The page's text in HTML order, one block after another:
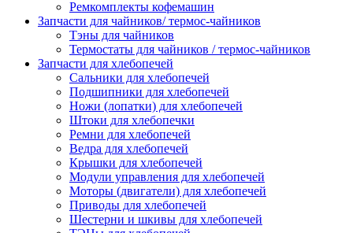
Ремкомплекты кофемашин
Запчасти для чайников/ термос-чайников
Тэны для чайников
Термостаты для чайников / термос-чайников
Запчасти для хлебопечей
Сальники для хлебопечей
Подшипники для хлебопечей
Ножи (лопатки) для хлебопечей
Штоки для хлебопечки
Ремни для хлебопечей
Ведра для хлебопечей
Крышки для хлебопечей
Модули управления для хлебопечей
Моторы (двигатели) для хлебопечей
Приводы для хлебопечей
Шестерни и шкивы для хлебопечей